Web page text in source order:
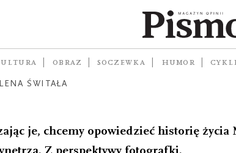
OBRAZ SOCZEWKA HUMOR
ŚWITAŁA
je, chcemy opowiedzieć historię
Z perspektywy fotografki.